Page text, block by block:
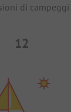
di campeggi
12